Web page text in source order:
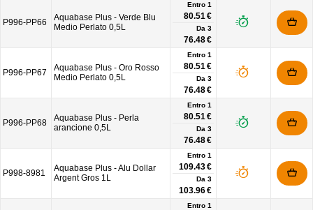
P996-PP66
Aquabase Plus - Verde Blu
Medio Perlato 0,5L
Entro 1
80.51 €
Da 3
76.48 €
P996-PP67
Aquabase Plus - Oro Rosso
Medio Perlato 0,5L
Entro 1
80.51 €
Da 3
76.48 €
P996-PP68
Aquabase Plus - Perla
arancione 0,5L
Entro 1
80.51 €
Da 3
76.48 €
P998-8981
Aquabase Plus - Alu Dollar
Argent Gros 1L
Entro 1
109.43 €
Da 3
103.96 €
Entro 1